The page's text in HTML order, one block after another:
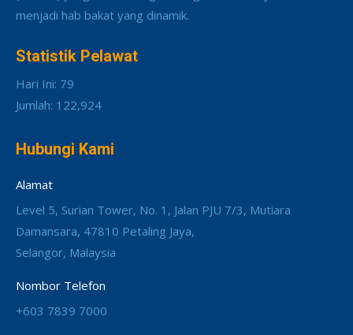
menjadi hab bakat yang dinamik.
Statistik Pelawat
Hari Ini: 79
Jumlah: 122,924
Hubungi Kami
Alamat
Level 5, Surian Tower, No. 1, Jalan PJU 7/3, Mutiara
Damansara, 47810 Petaling Jaya,
Selangor, Malaysia
Nombor Telefon
+603 7839 7000